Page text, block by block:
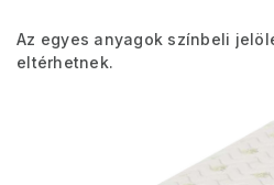
Az egyes anyagok színbeli
eltérhetnek.